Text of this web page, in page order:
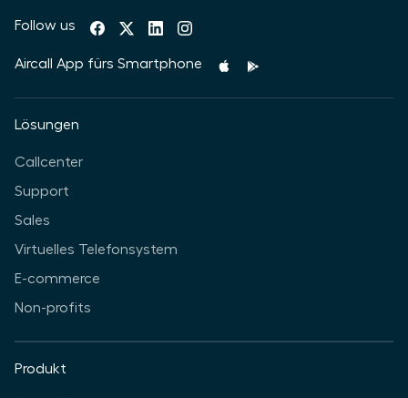
Follow us
Aircall App fürs Smartphone
Lösungen
Callcenter
Support
Sales
Virtuelles Telefonsystem
E-commerce
Non-profits
Produkt